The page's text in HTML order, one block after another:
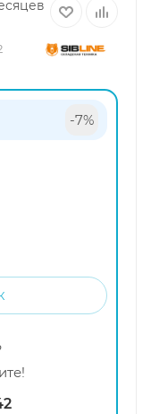
-7%